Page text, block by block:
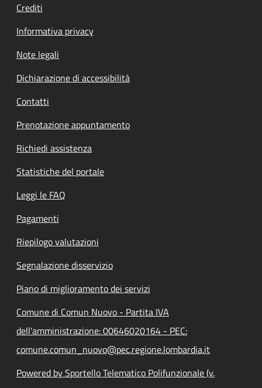
Crediti
Informativa privacy
Note legali
Dichiarazione di accessibilità
Contatti
Prenotazione appuntamento
Richiedi assistenza
Statistiche del portale
Leggi le FAQ
Pagamenti
Riepilogo valutazioni
Segnalazione disservizio
Piano di miglioramento dei servizi
Comune di Comun Nuovo - Partita IVA
dell'amministrazione: 00646020164 - PEC:
comune.comun_nuovo@pec.regione.lombardia.it
Powered by Sportello Telematico Polifunzionale (v.